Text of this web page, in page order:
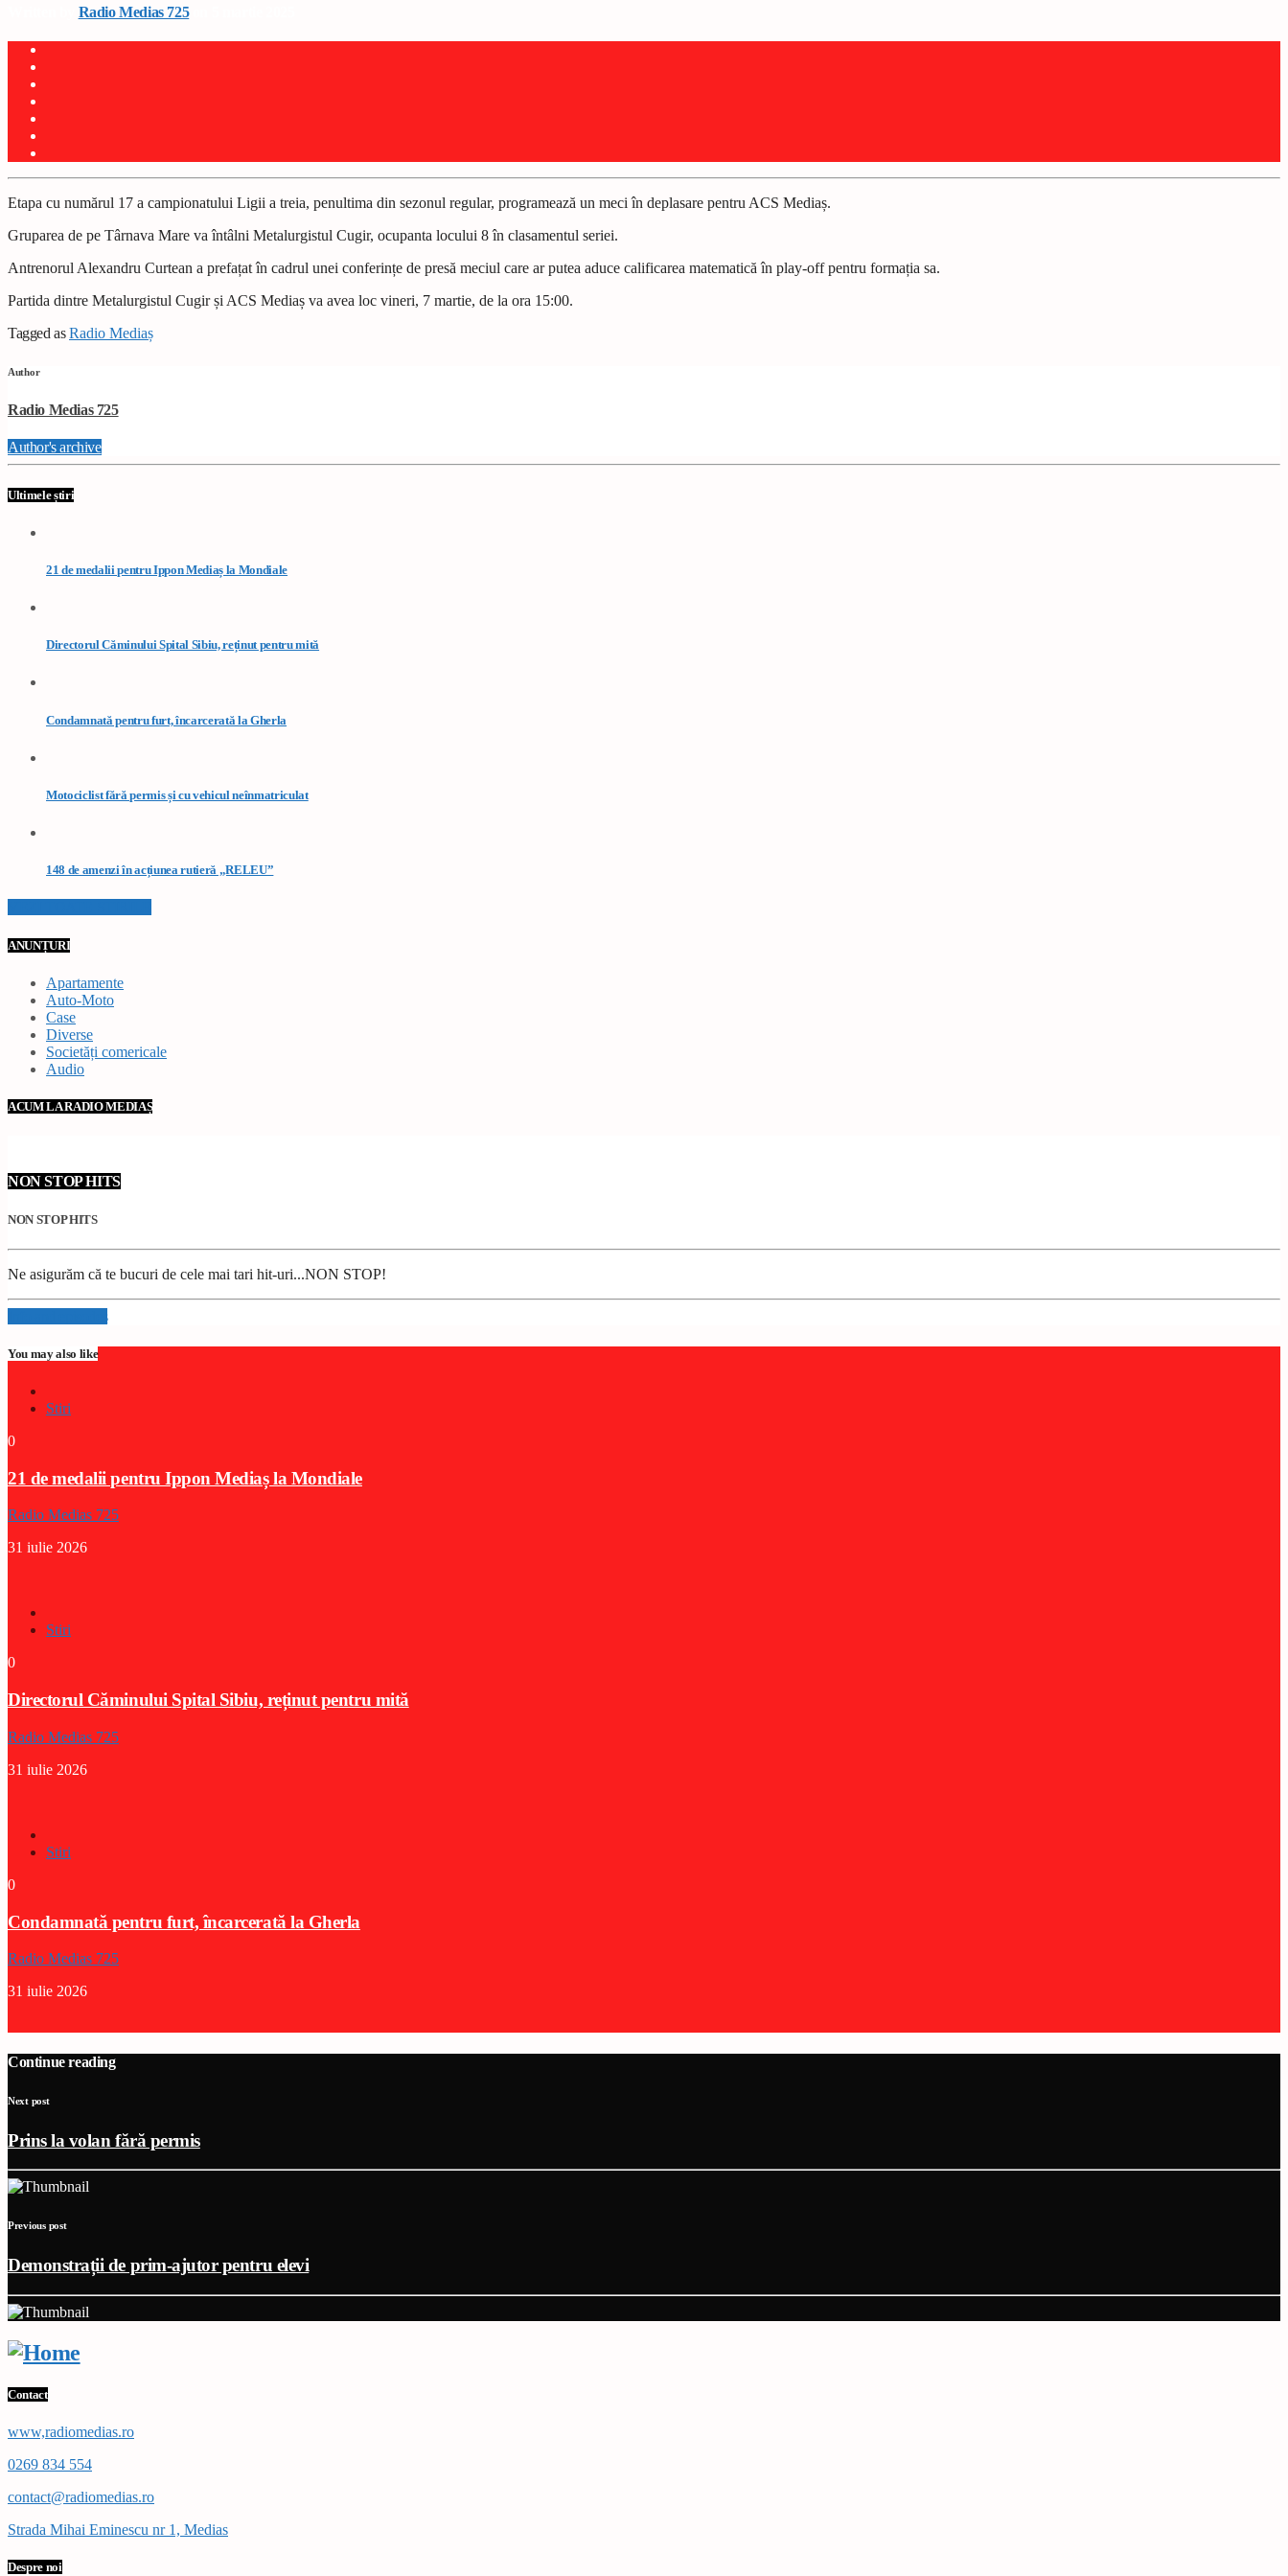
Radio Medias 725on 5 martie 2025
Etapa cu numărul 17 a campionatului Ligii a treia, penultima din sezonul regular, programează un meci în deplasare pentru ACS Mediaș.
Gruparea de pe Târnava Mare va întâlni Metalurgistul Cugir, ocupanta locului 8 în clasamentul seriei.
Antrenorul Alexandru Curtean a prefațat în cadrul unei conferințe de presă meciul care ar putea aduce calificarea matematică în play-off pentru formația sa.
Partida dintre Metalurgistul Cugirși ACS Mediaș va avea loc vineri, 7 martie, de la ora 15:00.
Tagged asRadio Mediaș
Author
Radio Medias 725
Author's archive
Ultimele știri
21 de medalii pentru Ippon Mediaș la Mondiale
Directorul Căminului Spital Sibiu, reținut pentru mită
Condamnată pentru furt, încarcerată la Gherla
Motociclist fără permis și cu vehicul neînmatriculat
148 de amenzi în acțiunea rutieră „RELEU”
ANUNȚURI
Apartamente
Auto-Moto
Case
Diverse
Societăți comericale
Audio
ACUM LA RADIO MEDIAȘ
NON STOP HITS
NON STOP HITS
Ne asigurăm că te bucuri de cele mai tari hit-uri...NON STOP!
Info and episodes
You may also like
Stiri
0
21 de medalii pentru Ippon Mediaș la Mondiale
Radio Medias 725
31 iulie 2026
Stiri
0
Directorul Căminului Spital Sibiu, reținut pentru mită
Radio Medias 725
31 iulie 2026
Stiri
0
Condamnată pentru furt, încarcerată la Gherla
Radio Medias 725
31 iulie 2026
Continue reading
Next post
Prins la volan fără permis
Previous post
Demonstrații de prim-ajutor pentru elevi
Contact
www,radiomedias.ro
0269 834 554
contact@radiomedias.ro
Strada Mihai Eminescu nr 1, Medias
Despre noi